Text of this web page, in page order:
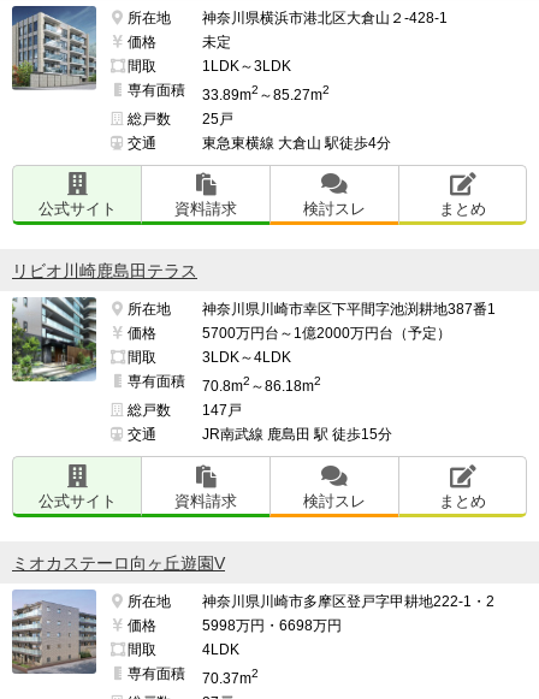
所在地
神奈川県横浜市港北区大倉山２-428-1
価格
未定
間取
1LDK～3LDK
専有面積
33.89m2 ～85.27m2
総戸数
25戸
交通
東急東横線 大倉山 駅徒歩4分
公式サイト 資料請求 検討スレ まとめ
リビオ川崎鹿島田テラス
所在地
神奈川県川崎市幸区下平間字池渕耕地387番1
価格
5700万円台～1億2000万円台（予定）
間取
3LDK～4LDK
専有面積
70.8m2 ～86.18m2
総戸数
147戸
交通
JR南武線 鹿島田 駅 徒歩15分
公式サイト 資料請求 検討スレ まとめ
ミオカステーロ向ヶ丘遊園V
所在地
神奈川県川崎市多摩区登戸字甲耕地222-1・2
価格
5998万円・6698万円
間取
4LDK
専有面積
70.37m2